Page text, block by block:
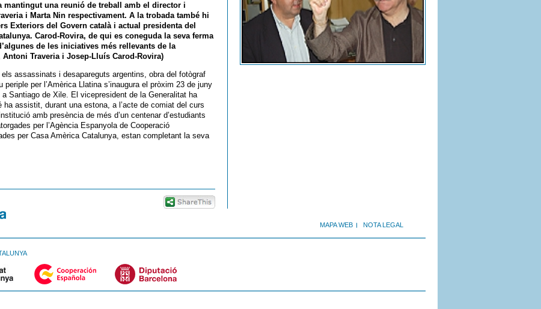
mantingut una reunió de treball amb el director i
i Marta Nin respectivament. A la trobada també hi
Exteriors del Govern català i actual presidenta del
Carod-Rovira, de qui es coneguda la seva ferma
de les iniciatives més rellevants de la
Traveria i Josep-Lluís Carod-Rovira)
assassinats i desapareguts argentins, obra del fotògraf
per l’Amèrica Llatina s’inaugura el pròxim 23 de juny
Santiago de Xile. El vicepresident de la Generalitat ha
ha assistit, durant una estona, a l’acte de comiat del curs
amb presència de més d’un centenar d’estudiants
per l’Agència Espanyola de Cooperació
per Casa Amèrica Catalunya, estan completant la seva
MAPA WEB NOTA LEGAL